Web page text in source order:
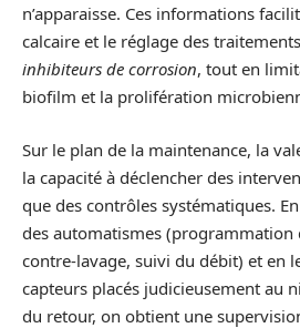
n’apparaisse. Ces informations
calcaire et le réglage des
inhibiteurs de corrosion, tout en
biofilm et la prolifération
Sur le plan de la maintenance, la
la capacité à déclencher des
que des contrôles systématiques.
des automatismes (programmation
contre-lavage, suivi du débit) et en
capteurs placés judicieusement au
du retour, on obtient une